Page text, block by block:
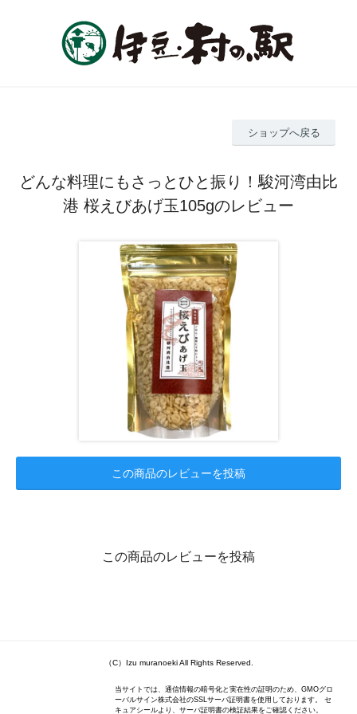
ショップへ戻る
どんな料理にもさっとひと振り！駿河湾由比
港 桜えびあげ玉105gのレビュー
この商品のレビューを投稿
この商品のレビューを投稿
（C）Izu muranoeki All Rights Reserved.
当サイトでは、通信情報の暗号化と実在性の証明のため、GMOグロ
ーバルサイン株式会社のSSLサーバ証明書を使用しております。 セ
キュアシールより、サーバ証明書の検証結果をご確認ください。